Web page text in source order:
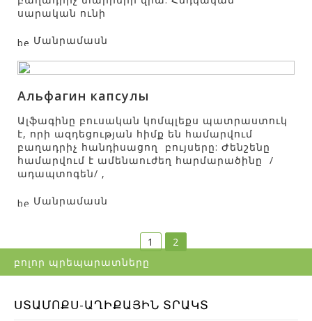
բոլոր պրեպարատները
ՍՏԱՄՈՔՍ-ԱՂԻՔԱՅԻՆ ՏՐԱԿՏ
Альфагин капсулы
Ալֆագինը բուսական կոմպլեքս պատրաստուկ
է, որի ազդեցության հիմք են համարվում
բաղադրիչ հանդիսացող բույսերը: Ժենշենը
համարվում է ամենաուժեղ հարմարածինը /
ադապտոգեն/ ,
Մանրամասն
սարական ունի
Մանրամասն
1 2